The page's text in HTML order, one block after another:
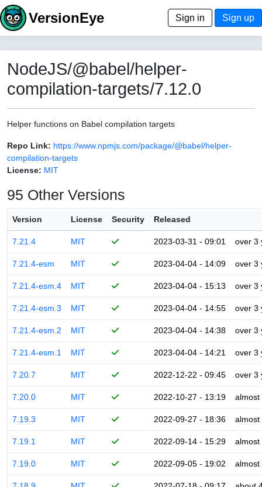
VersionEye Sign in Sign up
NodeJS/@babel/helper-
compilation-targets/7.12.0
Helper functions on Babel compilation targets
Repo Link: https://www.npmjs.com/package/@babel/helper-
compilation-targets
License: MIT
95 Other Versions
Version License Security Released
7.21.4 MIT 2023-03-31 - 09:01 over 3
7.21.4-esm MIT 2023-04-04 - 14:09 over 3
7.21.4-esm.4 MIT 2023-04-04 - 15:13 over 3
7.21.4-esm.3 MIT 2023-04-04 - 14:55 over 3
7.21.4-esm.2 MIT 2023-04-04 - 14:38 over 3
7.21.4-esm.1 MIT 2023-04-04 - 14:21 over 3
7.20.7 MIT 2022-12-22 - 09:45 over 3
7.20.0 MIT 2022-10-27 - 13:19 almost
7.19.3 MIT 2022-09-27 - 18:36 almost
7.19.1 MIT 2022-09-14 - 15:29 almost
7.19.0 MIT 2022-09-05 - 19:02 almost